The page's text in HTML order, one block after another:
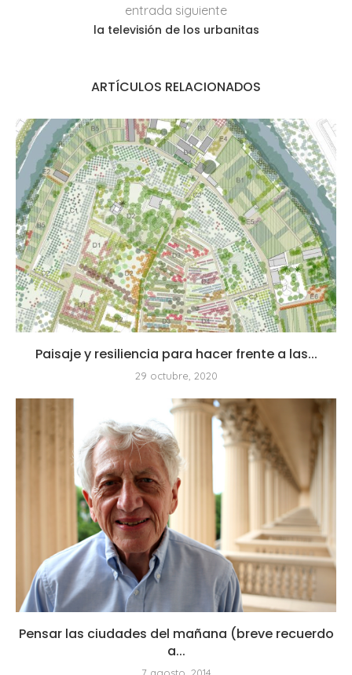
entrada siguiente
la televisión de los urbanitas
ARTÍCULOS RELACIONADOS
Paisaje y resiliencia para hacer frente a las...
29 octubre, 2020
Pensar las ciudades del mañana (breve recuerdo
a...